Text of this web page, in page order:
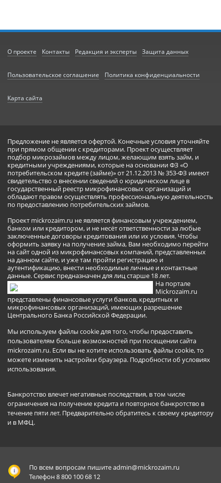
О проекте Контакты Редакция и эксперты Защита данных
Пользовательское соглашение Политика конфиденциальности
Карта сайта
Предложение не является офертой. Конечные условия уточняйте
при прямом общении с кредиторами. Проект осуществляет
подбор микрозаймов между лицом, желающим взять займ, и
кредитными учреждениями, которые на основании ФЗ «О
потребительском кредите (займе)» от 21.12.2013 № 353-ФЗ имеют
свидетельство о внесении сведений о юридическом лице в
государственный реестр микрофинансовых организаций и
обладают правом осуществлять профессиональную деятельность
по предоставлению потребительских займов.
Проект mickrozaim.ru не является финансовым учреждением,
банком или кредитором, и не несёт ответственности за любые
заключенные договоры кредитования или их условия. Чтобы
оформить заявку на получение займа, Вам необходимо перейти
на сайт одной из микрофинансовых компаний, представленных
на данном сайте, и уже там пройти регистрацию и
аутентификацию, внести необходимые личные и контактные
данные. Сервис предназначен для лиц старше 18 лет.
На портале
Mickrozaim.ru
представлены финансовые услуги банков, кредитных и
микрофинансовых организаций, имеющих разрешение
Центрального Банка Российской Федерации.
Мы используем файлы cookie для того, чтобы предоставить
пользователям больше возможностей при посещении сайта
mickrozaim.ru. Если вы не хотите использовать файлы cookie, то
можете изменить настройки браузера. Подробности об условиях
использования.
Банкротство влечет негативные последствия, в том числе
ограничения на получение кредита и повторное банкротство в
течение пяти лет. Предварительно обратитесь к своему кредитору
и в МФЦ.
По всем вопросам пишитеadmin@mickrozaim.ru
Телефон 8 800 100 68 12